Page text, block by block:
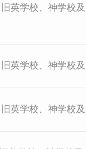
英学校、神学校
英学校、神学校
英学校、神学校